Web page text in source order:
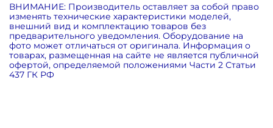
ВНИМАНИЕ: Производитель оставляет за собой право
изменять технические характеристики моделей,
внешний вид и комплектацию товаров без
предварительного уведомления. Оборудование на
фото может отличаться от оригинала. Информация о
товарах, размещенная на сайте не является публичной
офертой, определяемой положениями Части 2 Статьи
437 ГК РФ